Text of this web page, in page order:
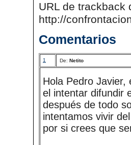
URL de trackback
http://
Comentarios
1 De: Netito
Hola Pedro
el intentar difundir
después de todo
intentamos vivir
por si crees que